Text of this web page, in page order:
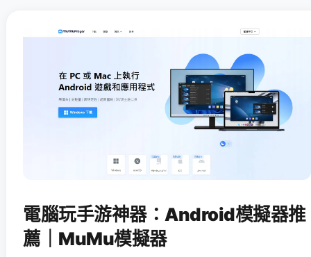
電腦玩手游神器：Android模擬器推
薦｜MuMu模擬器